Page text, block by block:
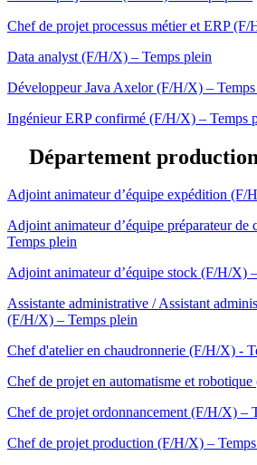
Chef de projet processus métier et ERP
Data analyst (F/H/X) – Temps plein
Développeur Java Axelor (F/H/X) –
Ingénieur ERP confirmé (F/H/X) – Temps
Département
Adjoint animateur d’équipe expédition (F/
Adjoint animateur d’équipe préparateur
Temps plein
Adjoint animateur d’équipe stock (F/H/X)
Assistante administrative / Assistant
(F/H/X) – Temps plein
Chef d'atelier en chaudronnerie (F/H/X) -
Chef de projet en automatisme et
Chef de projet ordonnancement (F/H/X) –
Chef de projet production (F/H/X) –